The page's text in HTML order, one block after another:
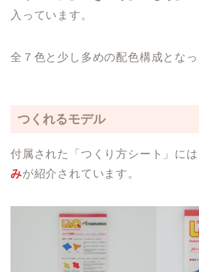
入っています。
全７色と少し多めの配色構成となっ
つくれるモデル
付属された「つくり方シート」には
みが紹介されています。